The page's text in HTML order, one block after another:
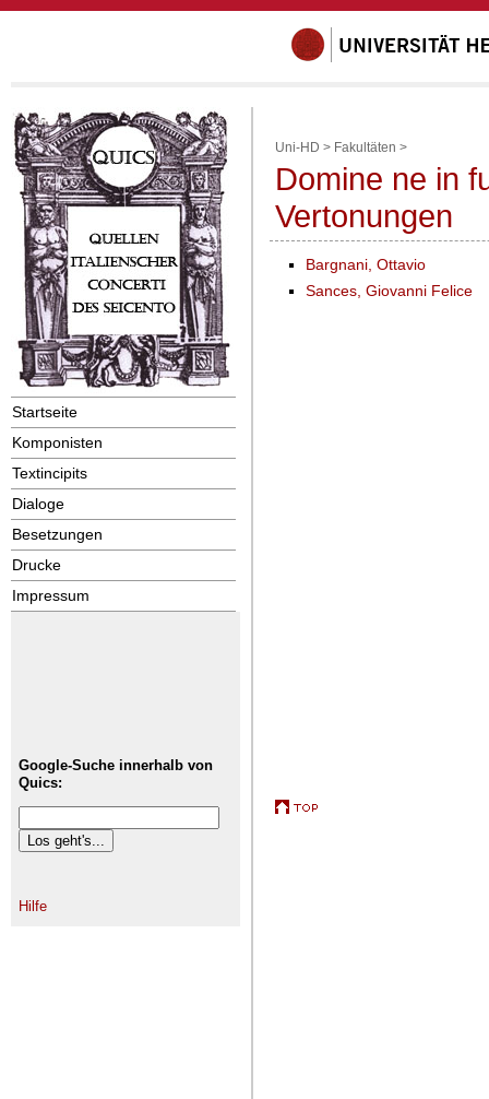
Startseite
Komponisten
Textincipits
Dialoge
Besetzungen
Drucke
Impressum
Google-Suche innerhalb von
Quics:
Hilfe
Uni-HD > Fakultäten >
Domine ne in
Vertonungen
Bargnani, Ottavio
Sances, Giovanni Felice